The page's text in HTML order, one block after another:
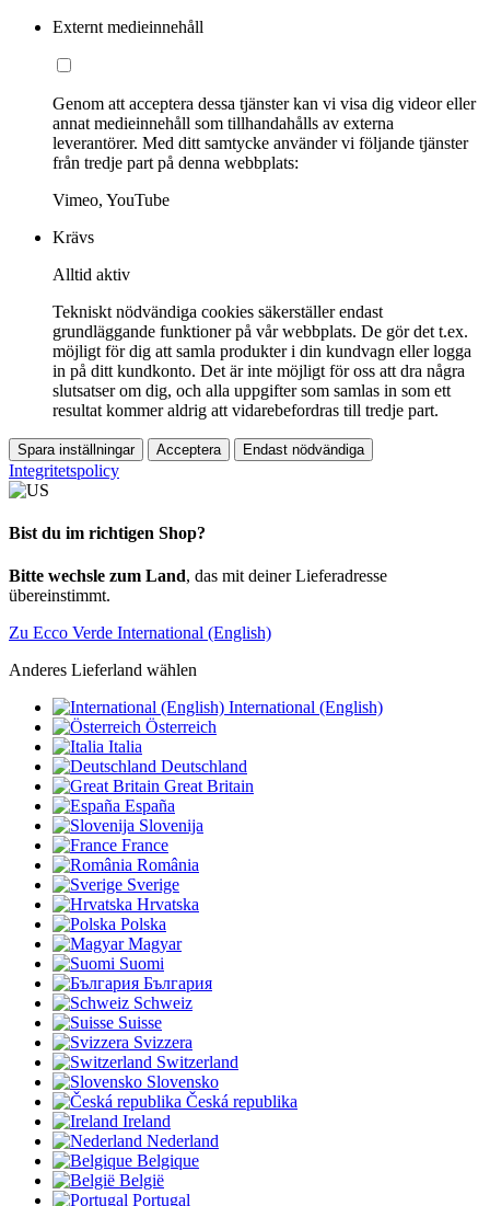
Externt medieinnehåll
Genom att acceptera dessa tjänster kan vi visa dig videor eller
annat medieinnehåll som tillhandahålls av externa
leverantörer. Med ditt samtycke använder vi följande tjänster
från tredje part på denna webbplats:
Vimeo, YouTube
Krävs
Alltid aktiv
Tekniskt nödvändiga cookies säkerställer endast
grundläggande funktioner på vår webbplats. De gör det t.ex.
möjligt för dig att samla produkter i din kundvagn eller logga
in på ditt kundkonto. Det är inte möjligt för oss att dra några
slutsatser om dig, och alla uppgifter som samlas in som ett
resultat kommer aldrig att vidarebefordras till tredje part.
Spara inställningar Acceptera Endast nödvändiga
Integritetspolicy
Bist du im richtigen Shop?
Bitte wechsle zum Land, das mit deiner Lieferadresse
übereinstimmt.
Zu Ecco Verde International (English)
Anderes Lieferland wählen
International (English)
Österreich
Italia
Deutschland
Great Britain
España
Slovenija
France
România
Sverige
Hrvatska
Polska
Magyar
Suomi
България
Schweiz
Suisse
Svizzera
Switzerland
Slovensko
Česká republika
Ireland
Nederland
Belgique
België
Portugal